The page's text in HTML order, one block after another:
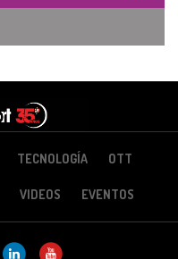
TECNOLOGÍA OTT
VIDEOS EVENTOS